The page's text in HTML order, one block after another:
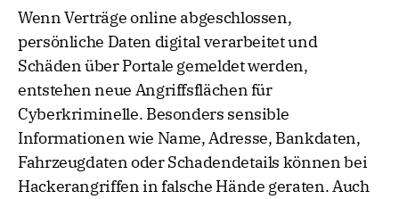
Wenn Verträge online abgeschlossen,
persönliche Daten digital verarbeitet und
Schäden über Portale gemeldet werden,
entstehen neue Angriffsflächen für
Cyberkriminelle. Besonders sensible
Informationen wie Name, Adresse, Bankdaten,
Fahrzeugdaten oder Schadendetails können bei
Hackerangriffen in falsche Hände geraten. Auch